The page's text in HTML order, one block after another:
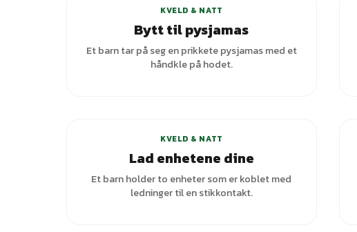
KVELD & NATT
Bytt til pysjamas
Et barn tar på seg en prikkete pysjamas med et
håndkle på hodet.
KVELD & NATT
Lad enhetene dine
Et barn holder to enheter som er koblet med
ledninger til en stikkontakt.